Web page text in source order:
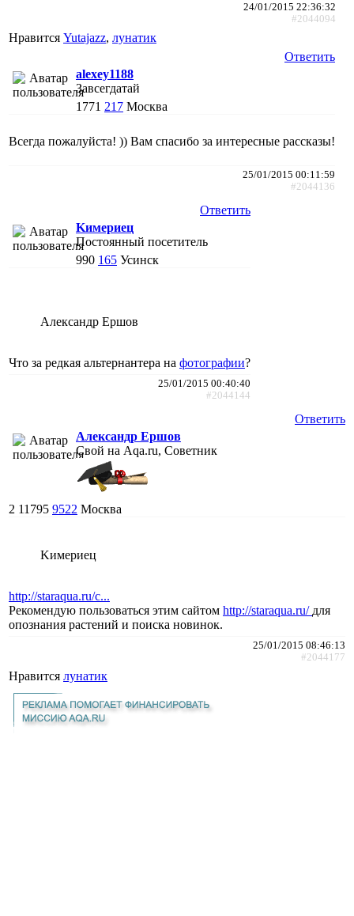
24/01/2015 22:36:32
#2044094
Нравится Yutajazz, лунатик
Ответить
alexey1188
Завсегдатай
1771 217 Москва
Всегда пожалуйста! )) Вам спасибо за интересные рассказы!
25/01/2015 00:11:59
#2044136
Ответить
Kимериец
Постоянный посетитель
990 165 Усинск
Александр Ершов
Что за редкая альтернантера на фотографии?
25/01/2015 00:40:40
#2044144
Ответить
Александр Ершов
Свой на Aqa.ru, Советник
2 11795 9522 Москва
Kимериец
http://staraqua.ru/c...
Рекомендую пользоваться этим сайтом http://staraqua.ru/ для
опознания растений и поиска новинок.
25/01/2015 08:46:13
#2044177
Нравится лунатик